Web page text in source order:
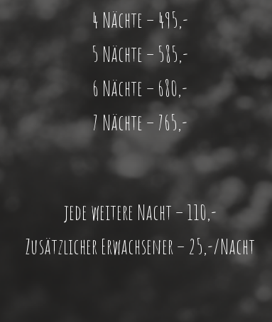
4 Nächte – 495,-
5 Nächte – 585,-
6 Nächte – 680,-
7 Nächte – 765,-
jede weitere Nacht – 110,-
Zusätzlicher Erwachsener – 25,-/Nacht